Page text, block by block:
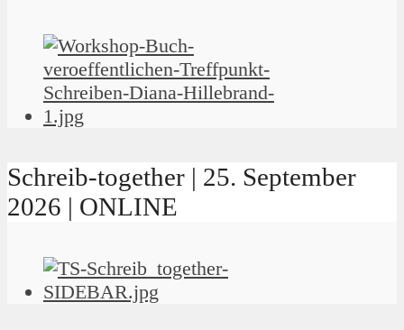
Schreib-together | 25. September
2026 | ONLINE